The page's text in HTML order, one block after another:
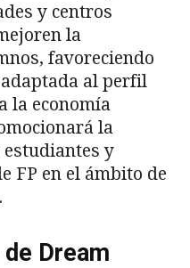
y centros
la
favoreciendo
al perfil
la economía
la
y
FP en el ámbito de
Dream